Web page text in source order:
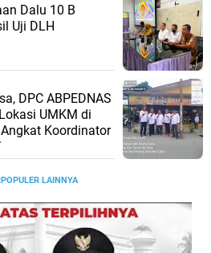
Dalu 10 B
Uji DLH
DPC ABPEDNAS
UMKM di
Koordinator
LAINNYA